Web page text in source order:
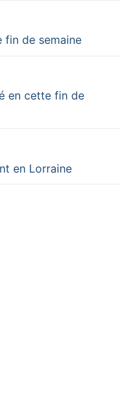
fin de semaine
en cette fin de
en Lorraine